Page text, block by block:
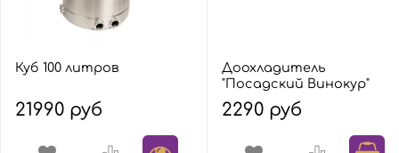
Куб 100 литров
21990 руб
Доохладитель
"Посадский Винокур"
2290 руб